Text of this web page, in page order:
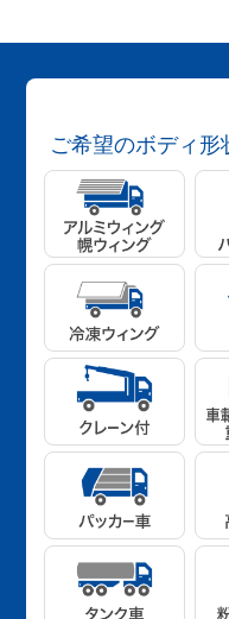
ご希望のボディ形